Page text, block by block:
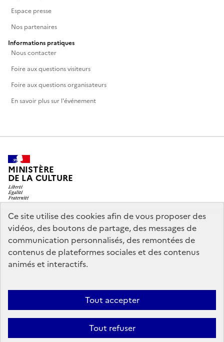
Ce site utilise des cookies afin de vous proposer des
vidéos, des boutons de partage, des messages de
communication personnalisés, des remontées de
contenus de plateformes sociales et des contenus
animés et interactifs.
Tout accepter
Tout refuser
Espace presse
Nos partenaires
Informations pratiques
Nous contacter
Foire aux questions visiteurs
Foire aux questions organisateurs
En savoir plus sur l'événement
MINISTÈRE
DE LA CULTURE
legifrance.gouv.fr
info.gouv.fr
service-public.gouv.fr
data.gouv.fr
Mentions légales